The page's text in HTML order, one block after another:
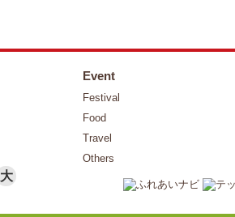
Event
Festival
Food
Travel
Others
大